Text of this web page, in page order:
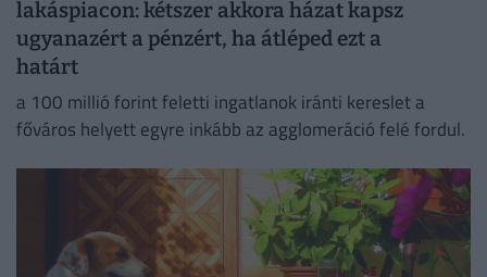
lakáspiacon: kétszer akkora házat kapsz
ugyanazért a pénzért, ha átléped ezt a
határt
a 100 millió forint feletti ingatlanok iránti kereslet a
főváros helyett egyre inkább az agglomeráció felé fordul.